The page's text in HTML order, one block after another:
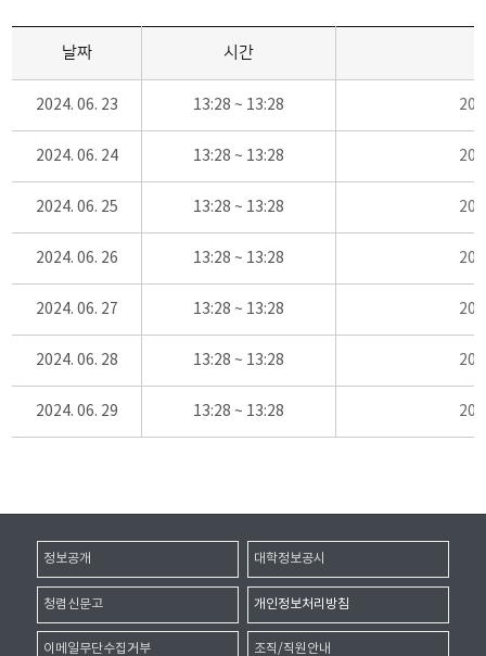
날짜 시간
2024. 06. 23 13:28 ~ 13:28
2024. 06. 24 13:28 ~ 13:28
2024. 06. 25 13:28 ~ 13:28
2024. 06. 26 13:28 ~ 13:28
2024. 06. 27 13:28 ~ 13:28
2024. 06. 28 13:28 ~ 13:28
2024. 06. 29 13:28 ~ 13:28
정보공개 대학정보공시
청렴신문고 개인정보처리방침
이메일무단수집거부 조직/직원안내